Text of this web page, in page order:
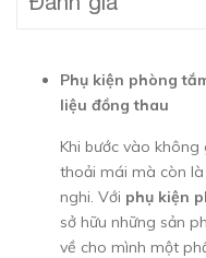
Phụ kiện phòng
liệu đồng thau
Khi bước vào
thoải mái mà còn
nghi. Với phụ kiện
sở hữu những sản
về cho mình một